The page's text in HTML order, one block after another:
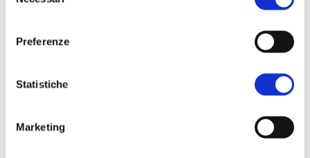
Preferenze
Statistiche
Marketing
Questa è un'anteprima del contenuto
che stavi cercando. Per accedere alla
versione completa devi effettuare
Clicca sul pulsante qui in basso se sei